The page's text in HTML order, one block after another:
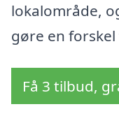
lokalområde,
gøre en
Få 3 tilbud,